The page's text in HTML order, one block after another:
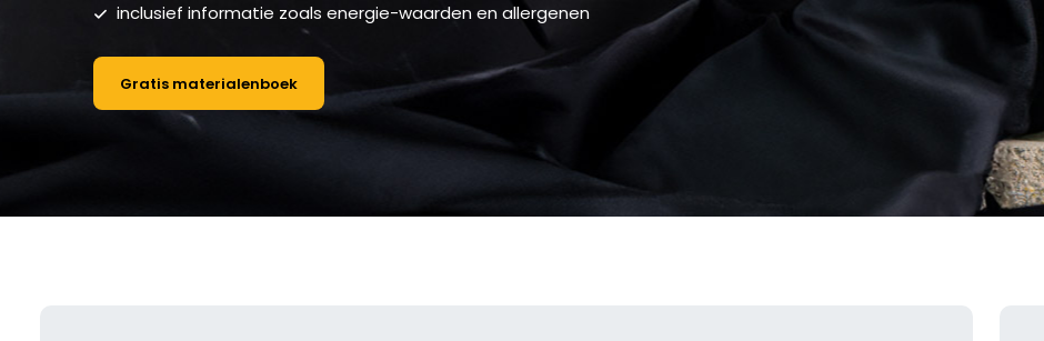
inclusief informatie zoals energie-waarden en allergenen
Gratis materialenboek